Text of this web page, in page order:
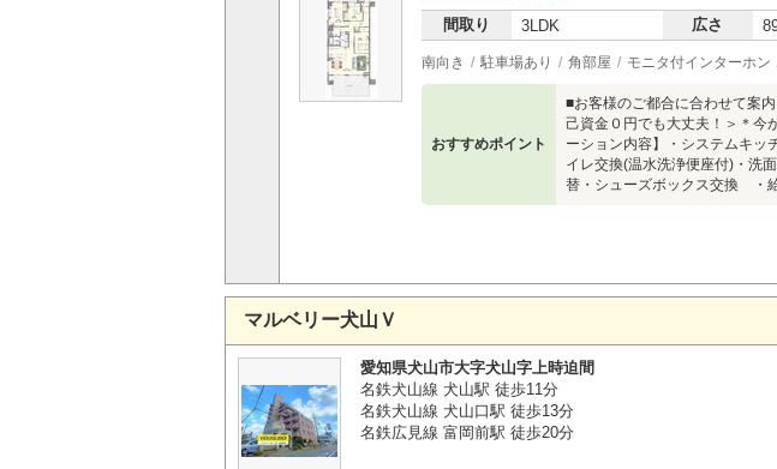
間取り 3LDK 広さ
南向き 駐車場あり 角部屋 モニタ付インターホン
おすすめポイント
■お客様のご都合に合わせて案
己資金０円でも大丈夫！＞＊今
ーション内容】・システムキ
イレ交換(温水洗浄便座付)・
替・シューズボックス交換 ・
マルベリー犬山Ｖ
愛知県犬山市大字犬山字上時迫間
名鉄犬山線 犬山駅 徒歩11分
名鉄犬山線 犬山口駅 徒歩13分
名鉄広見線 富岡前駅 徒歩20分